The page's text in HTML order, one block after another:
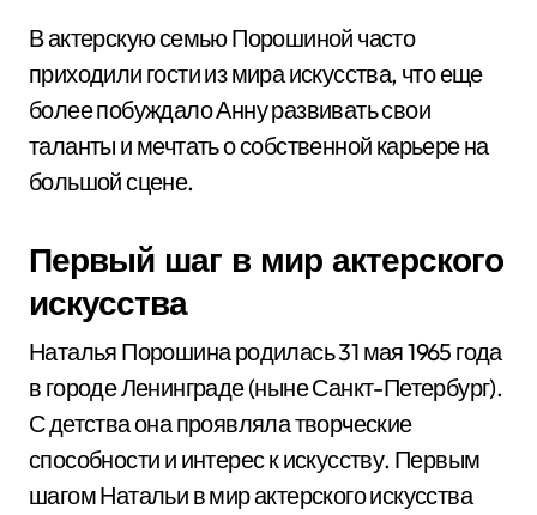
В актерскую семью Порошиной часто
приходили гости из мира искусства, что еще
более побуждало Анну развивать свои
таланты и мечтать о собственной карьере на
большой сцене.
Первый шаг в мир актерского
искусства
Наталья Порошина родилась 31 мая 1965 года
в городе Ленинграде (ныне Санкт-Петербург).
С детства она проявляла творческие
способности и интерес к искусству. Первым
шагом Натальи в мир актерского искусства